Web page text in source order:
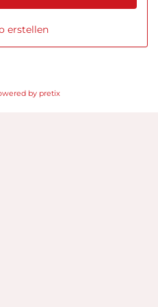
erstellen
by pretix